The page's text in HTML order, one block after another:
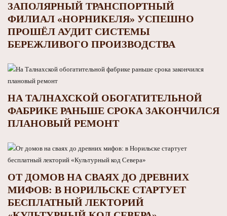
ЗАПОЛЯРНЫЙ ТРАНСПОРТНЫЙ
ФИЛИАЛ «НОРНИКЕЛЯ» УСПЕШНО
ПРОШЁЛ АУДИТ СИСТЕМЫ
БЕРЕЖЛИВОГО ПРОИЗВОДСТВА
НА ТАЛНАХСКОЙ ОБОГАТИТЕЛЬНОЙ
ФАБРИКЕ РАНЬШЕ СРОКА ЗАКОНЧИЛСЯ
ПЛАНОВЫЙ РЕМОНТ
ОТ ДОМОВ НА СВАЯХ ДО ДРЕВНИХ
МИФОВ: В НОРИЛЬСКЕ СТАРТУЕТ
БЕСПЛАТНЫЙ ЛЕКТОРИЙ